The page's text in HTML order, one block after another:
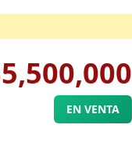
EN VENTA